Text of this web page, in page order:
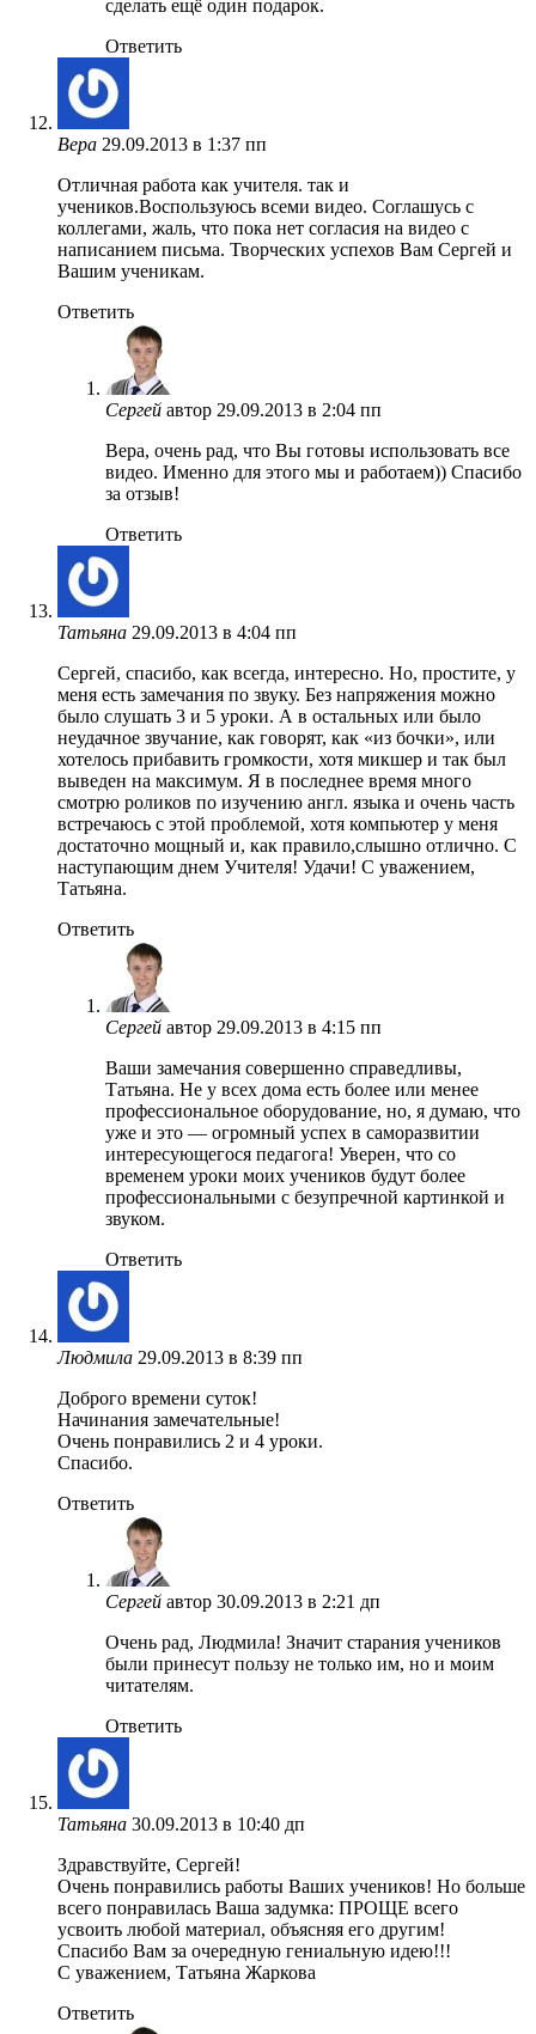
сделать ещё один подарок.
Ответить
Вера 29.09.2013 в 1:37 пп
Отличная работа как учителя. так и
учеников.Воспользуюсь всеми видео. Соглашусь с
коллегами, жаль, что пока нет согласия на видео с
написанием письма. Творческих успехов Вам Сергей и
Вашим ученикам.
Ответить
Сергей автор 29.09.2013 в 2:04 пп
Вера, очень рад, что Вы готовы использовать все
видео. Именно для этого мы и работаем)) Спасибо
за отзыв!
Ответить
Татьяна 29.09.2013 в 4:04 пп
Сергей, спасибо, как всегда, интересно. Но, простите, у
меня есть замечания по звуку. Без напряжения можно
было слушать 3 и 5 уроки. А в остальных или было
неудачное звучание, как говорят, как «из бочки», или
хотелось прибавить громкости, хотя микшер и так был
выведен на максимум. Я в последнее время много
смотрю роликов по изучению англ. языка и очень часть
встречаюсь с этой проблемой, хотя компьютер у меня
достаточно мощный и, как правило,слышно отлично. С
наступающим днем Учителя! Удачи! С уважением,
Татьяна.
Ответить
Сергей автор 29.09.2013 в 4:15 пп
Ваши замечания совершенно справедливы,
Татьяна. Не у всех дома есть более или менее
профессиональное оборудование, но, я думаю, что
уже и это — огромный успех в саморазвитии
интересующегося педагога! Уверен, что со
временем уроки моих учеников будут более
профессиональными с безупречной картинкой и
звуком.
Ответить
Людмила 29.09.2013 в 8:39 пп
Доброго времени суток!
Начинания замечательные!
Очень понравились 2 и 4 уроки.
Спасибо.
Ответить
Сергей автор 30.09.2013 в 2:21 дп
Очень рад, Людмила! Значит старания учеников
были принесут пользу не только им, но и моим
читателям.
Ответить
Татьяна 30.09.2013 в 10:40 дп
Здравствуйте, Сергей!
Очень понравились работы Ваших учеников! Но больше
всего понравилась Ваша задумка: ПРОЩЕ всего
усвоить любой материал, объясняя его другим!
Спасибо Вам за очередную гениальную идею!!!
С уважением, Татьяна Жаркова
Ответить